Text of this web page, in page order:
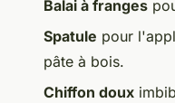
Balai à franges
Spatule pour
pâte à bois.
Chiffon doux